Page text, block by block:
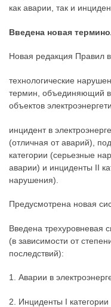
как аварии, так и
Введена новая
Новая редакция Правил
технологические
термин, объединяющий
объектов
инцидент в
(отличная от аварий),
категории (серьезные
аварии) и инциденты II
нарушения).
Предусмотрена новая
Введена трехуровневая
(в зависимости от
последствий):
1. Аварии в
2. Инциденты I